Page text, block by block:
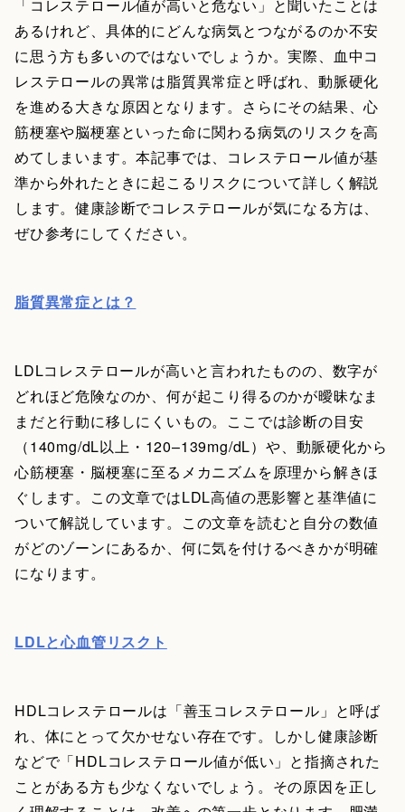
「コレステロール値が高いと危ない」と聞いたことは
あるけれど、具体的にどんな病気とつながるのか不安
に思う方も多いのではないでしょうか。実際、血中コ
レステロールの異常は脂質異常症と呼ばれ、動脈硬化
を進める大きな原因となります。さらにその結果、心
筋梗塞や脳梗塞といった命に関わる病気のリスクを高
めてしまいます。本記事では、コレステロール値が基
準から外れたときに起こるリスクについて詳しく解説
します。健康診断でコレステロールが気になる方は、
ぜひ参考にしてください。
脂質異常症とは？
LDLコレステロールが高いと言われたものの、数字が
どれほど危険なのか、何が起こり得るのかが曖昧なま
まだと行動に移しにくいもの。ここでは診断の目安
（140mg/dL以上・120–139mg/dL）や、動脈硬化から
心筋梗塞・脳梗塞に至るメカニズムを原理から解きほ
ぐします。この文章ではLDL高値の悪影響と基準値に
ついて解説しています。この文章を読むと自分の数値
がどのゾーンにあるか、何に気を付けるべきかが明確
になります。
LDLと心血管リスクト
HDLコレステロールは「善玉コレステロール」と呼ば
れ、体にとって欠かせない存在です。しかし健康診断
などで「HDLコレステロール値が低い」と指摘された
ことがある方も少なくないでしょう。その原因を正し